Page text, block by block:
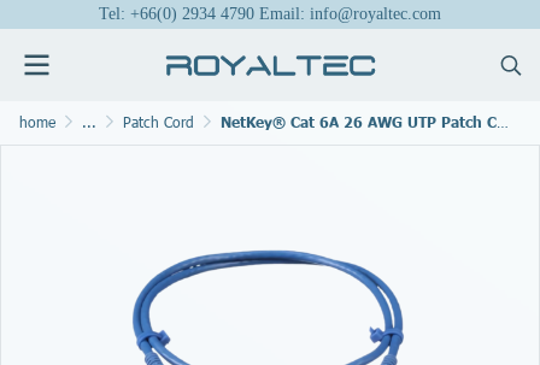
Tel: +66(0) 2934 4790 Email: info@royaltec.com
home ... Patch Cord NetKey® Cat 6A 26 AWG UTP Patch Cord, 3m, Blue